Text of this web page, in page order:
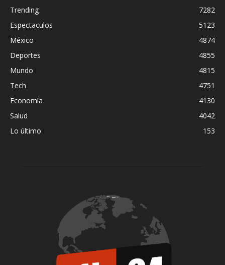
Trending
7282
Espectaculos
5123
México
4874
Deportes
4855
Mundo
4815
Tech
4751
Economía
4130
Salud
4042
Lo último
153